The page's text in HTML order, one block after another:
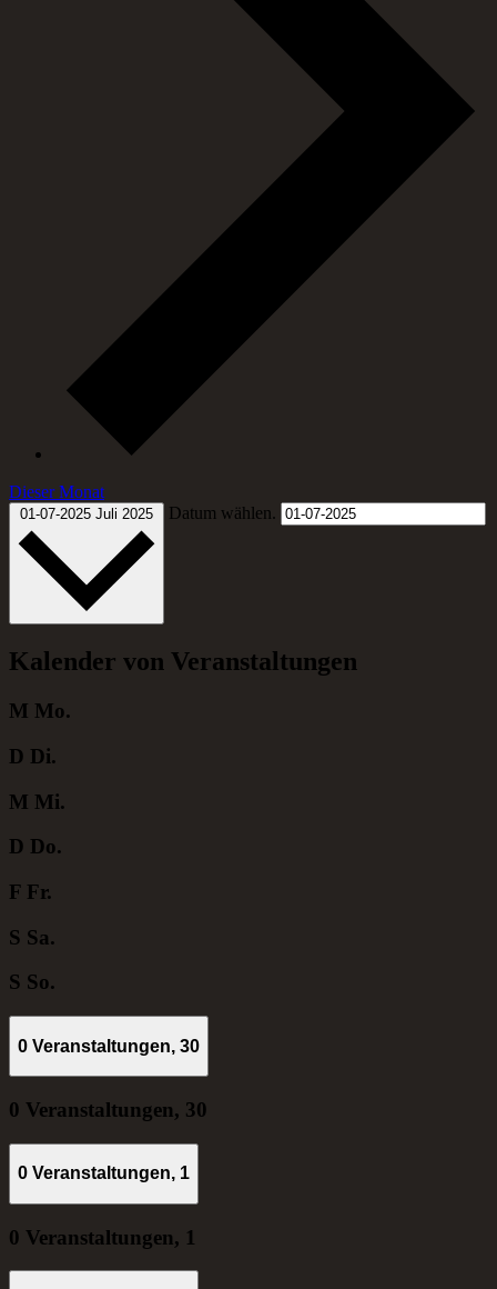
Dieser Monat
01-07-2025 Juli 2025 Datum wählen.
Kalender von Veranstaltungen
M Mo.
D Di.
M Mi.
D Do.
F Fr.
S Sa.
S So.
0 Veranstaltungen, 30
0 Veranstaltungen, 30
0 Veranstaltungen, 1
0 Veranstaltungen, 1